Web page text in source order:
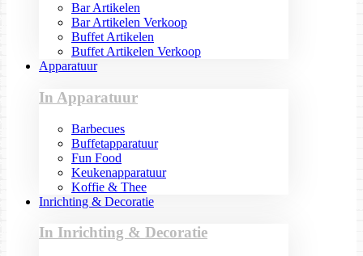
Bar Artikelen
Bar Artikelen Verkoop
Buffet Artikelen
Buffet Artikelen Verkoop
Apparatuur
In Apparatuur
Barbecues
Buffetapparatuur
Fun Food
Keukenapparatuur
Koffie & Thee
Inrichting & Decoratie
In Inrichting & Decoratie